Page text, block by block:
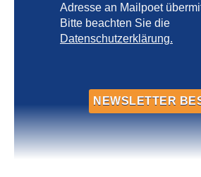
Adresse an Mailpoet
Bitte beachten Sie die
Datenschutzerklärung.